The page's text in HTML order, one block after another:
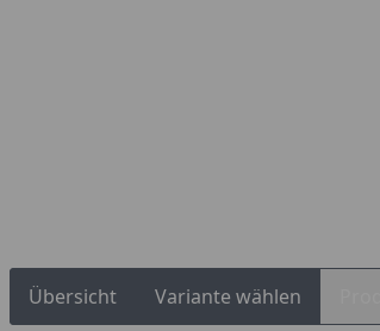
Übersicht Variante wählen